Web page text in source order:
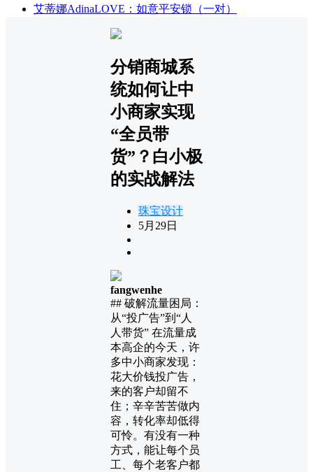
艾蒂娜AdinaLOVE：如意平安锁（一对）
分销商城系
统如何让中
小商家实现
“全员带
货”？白小极
的实战解法
珠宝设计
5月29日
fangwenhe
## 破解流量困局：
从“投广告”到“人
人带货” 在流量成
本高企的今天，许
多中小商家发现：
花大价钱投广告，
来的客户却留不
住；辛辛苦苦做内
容，转化率却低得
可怜。有没有一种
方式，能让每个员
工、每个老客户都